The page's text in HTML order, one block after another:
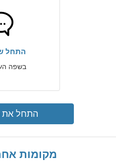
התחל
בשפה
התחל את
מקומות